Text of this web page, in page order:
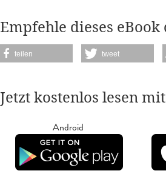
Empfehle dieses
teilen tweet
Jetzt kostenlos lesen
Android